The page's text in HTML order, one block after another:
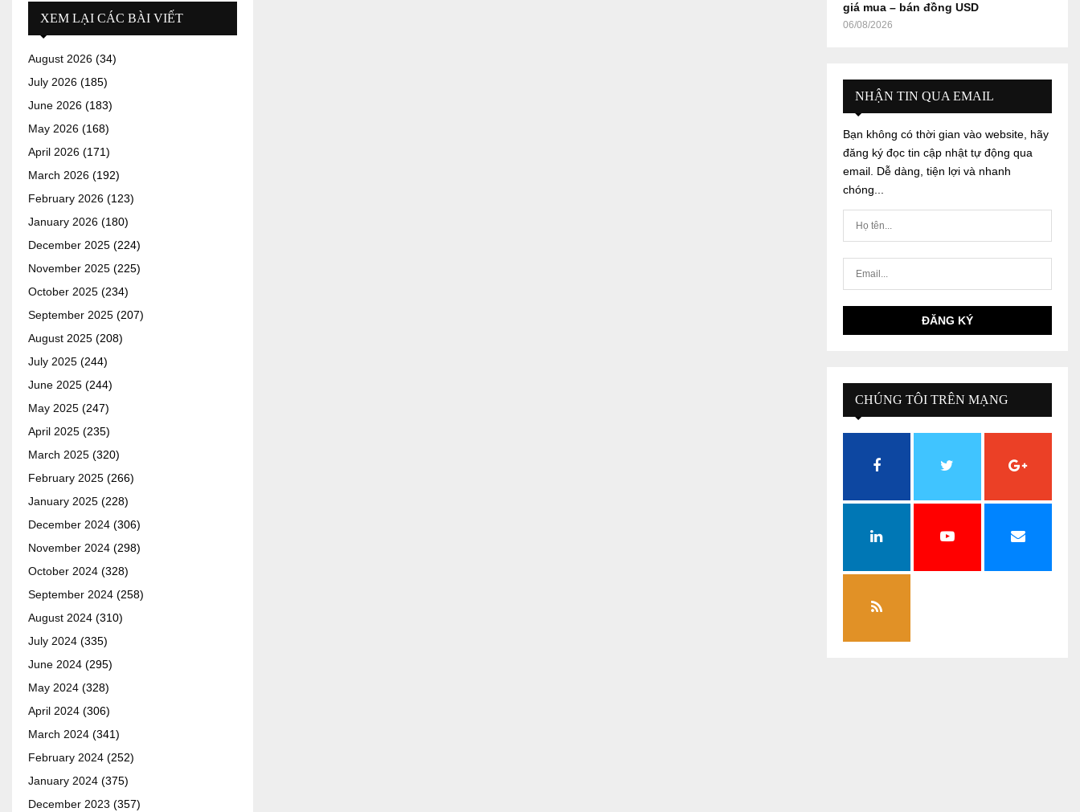
XEM LẠI CÁC BÀI VIẾT
August 2026 (34)
July 2026 (185)
June 2026 (183)
May 2026 (168)
April 2026 (171)
March 2026 (192)
February 2026 (123)
January 2026 (180)
December 2025 (224)
November 2025 (225)
October 2025 (234)
September 2025 (207)
August 2025 (208)
July 2025 (244)
June 2025 (244)
May 2025 (247)
April 2025 (235)
March 2025 (320)
February 2025 (266)
January 2025 (228)
December 2024 (306)
November 2024 (298)
October 2024 (328)
September 2024 (258)
August 2024 (310)
July 2024 (335)
June 2024 (295)
May 2024 (328)
April 2024 (306)
March 2024 (341)
February 2024 (252)
January 2024 (375)
December 2023 (357)
giá mua – bán đồng USD
06/08/2026
NHẬN TIN QUA EMAIL
Bạn không có thời gian vào website, hãy
đăng ký đọc tin cập nhật tự động qua
email. Dễ dàng, tiện lợi và nhanh
chóng...
CHÚNG TÔI TRÊN MẠNG
XÃ HỘI